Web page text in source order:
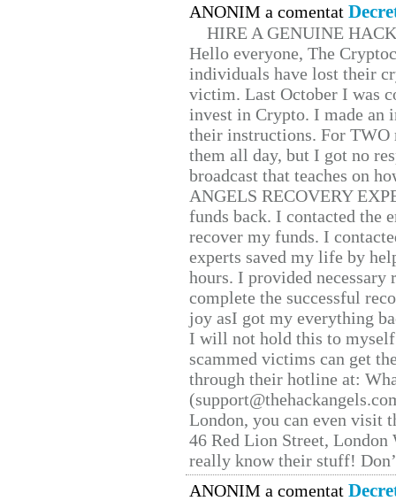
ANONIM a comentat
HIRE A GENUINE
Hello everyone, The
individuals have lost their
victim. Last October I was
invest in Crypto. I made
their instructions. For TWO
them all day, but I got no
broadcast that teaches on
ANGELS RECOVERY
funds back. I contacted the
recover my funds. I
experts saved my life by
hours. I provided
complete the successful
joy asI got my everything
I will not hold this to
scammed victims can get
through their hotline at:
London, you can even visit
46 Red Lion Street, London
really know their stuff!
ANONIM a comentat